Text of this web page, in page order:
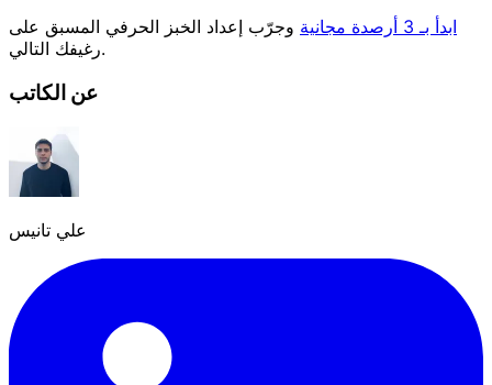
ابدأ بـ 3 أرصدة مجانية
وجرّب إعداد الخبز الحرفي المسبق على
رغيفك التالي.
عن الكاتب
علي تانيس